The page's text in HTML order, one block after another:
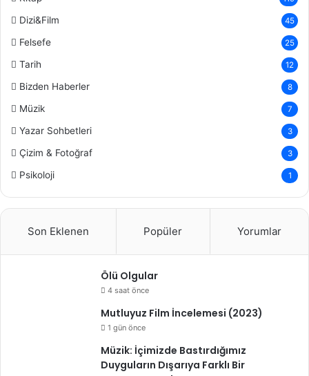
Dizi&Film 45
Felsefe 25
Tarih 12
Bizden Haberler 8
Müzik 7
Yazar Sohbetleri 3
Çizim & Fotoğraf 3
Psikoloji 1
Son Eklenen Popüler Yorumlar
Ölü Olgular
4 saat önce
Mutluyuz Film İncelemesi (2023)
1 gün önce
Müzik: İçimizde Bastırdığımız
Duyguların Dışarıya Farklı Bir